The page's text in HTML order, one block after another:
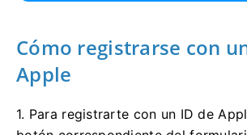
Cómo registrarse con
Apple
1. Para registrarte con un ID de